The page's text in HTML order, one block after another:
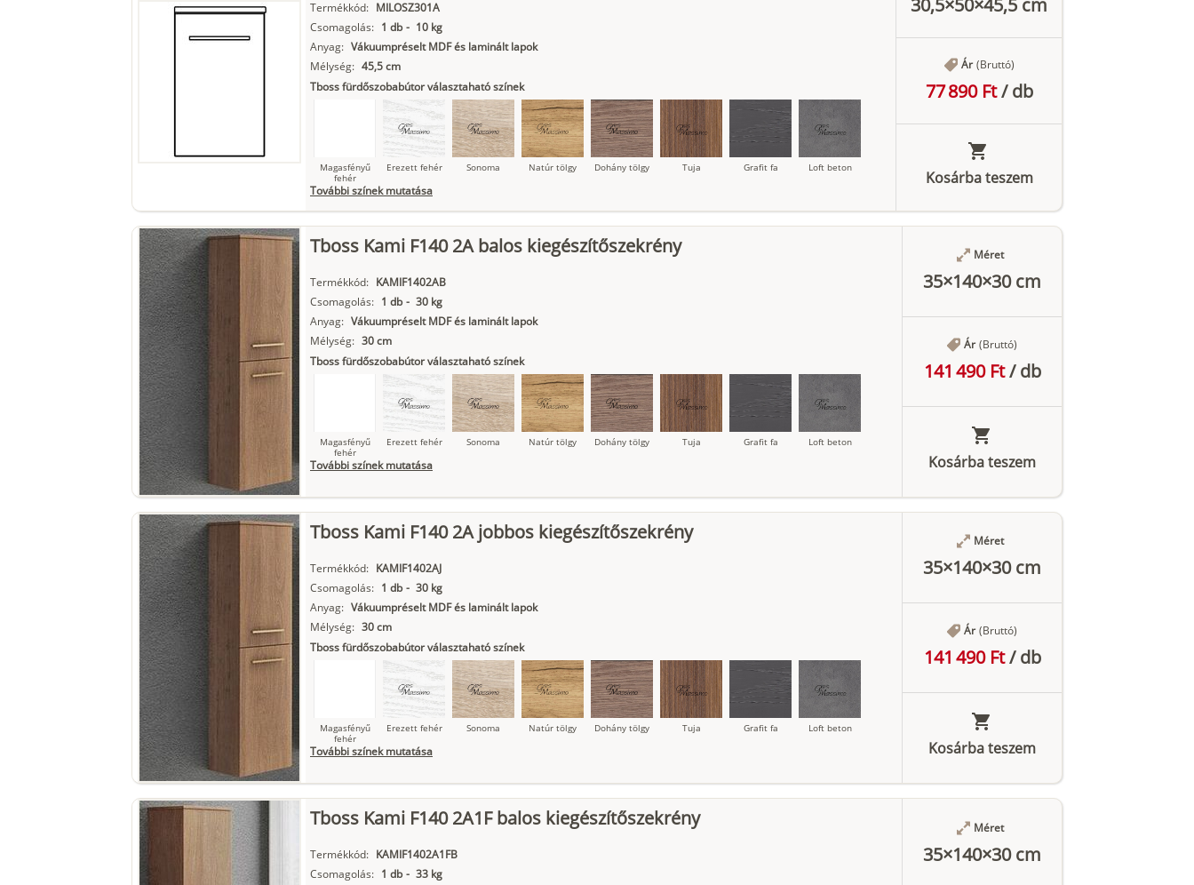
Matt fekete
Termékkód: MILOSZ301A
Csomagolás: 1 db - 10 kg
Anyag: Vákuumpréselt MDF és laminált lapok
Mélység: 45,5 cm
Tboss fürdőszobabútor választaható színek
Magasfényű
fehér
Erezett fehér Sonoma Natúr tölgy Dohány tölgy Tuja Grafit fa Loft beton
Szupermatt
Lágy krém Kasmír Kőszürke Nádzöld Füstös zöld
Matt fekete
További színek mutatása
Ár (Bruttó)
77 890 Ft/db
Kosárba teszem
Tboss Kami F140 2A balos kiegészítőszekrény
Termékkód: KAMIF1402AB
Csomagolás: 1 db - 30 kg
Anyag: Vákuumpréselt MDF és laminált lapok
Mélység: 30 cm
Tboss fürdőszobabútor választaható színek
Magasfényű
fehér
Erezett fehér Sonoma Natúr tölgy Dohány tölgy Tuja Grafit fa Loft beton
Szupermatt
fehér
Lágy krém Kasmír Kőszürke Nádzöld Füstös zöld
Matt fekete
További színek mutatása
Méret
35×140×30 cm
Ár (Bruttó)
141 490 Ft/db
Kosárba teszem
Tboss Kami F140 2A jobbos kiegészítőszekrény
Termékkód: KAMIF1402AJ
Csomagolás: 1 db - 30 kg
Anyag: Vákuumpréselt MDF és laminált lapok
Mélység: 30 cm
Tboss fürdőszobabútor választaható színek
Magasfényű
fehér
Erezett fehér Sonoma Natúr tölgy Dohány tölgy Tuja Grafit fa Loft beton
Szupermatt
fehér
Lágy krém Kasmír Kőszürke Nádzöld Füstös zöld
További színek mutatása
Méret
35×140×30 cm
Ár (Bruttó)
141 490 Ft/db
Kosárba teszem
Tboss Kami F140 2A1F balos kiegészítőszekrény
Termékkód: KAMIF1402A1FB
Csomagolás: 1 db - 33 kg
Méret
35×140×30 cm